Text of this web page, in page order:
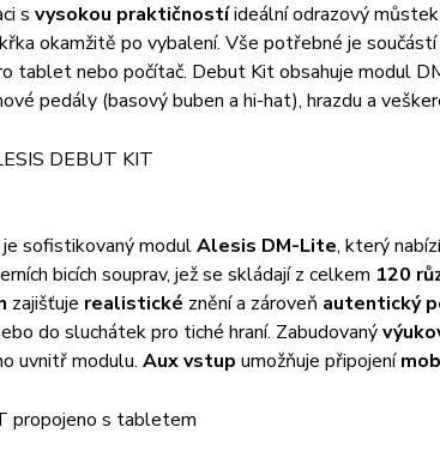
s vysokou praktičnostíideální odrazový
okamžitě po vybalení. Vše potřebné je součástí
tablet nebo počítač. Debut Kit obsahuje modul
pedály (basový buben a hi-hat), hrazdu a
sofistikovaný modulAlesis DM-Lite, který
bicích souprav, jež se skládají z celkem 120
zajišťuje realistické znění a zároveň autentický
do sluchátek pro tiché hraní. Zabudovaný
uvnitř modulu. Aux vstup umožňuje připojení